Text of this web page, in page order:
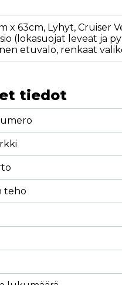
x 63cm, Lyhyt, Cruiser
(lokasuojat leveät ja
etuvalo, renkaat
tiedot
teho